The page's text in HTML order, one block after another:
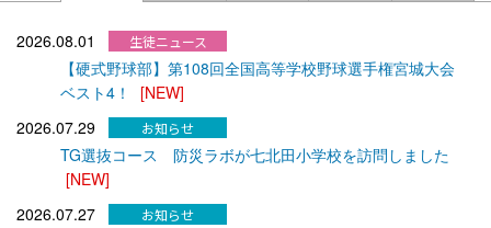
2026.08.01
【硬式野球部】第108回全国高等学校野球選手権宮城大会
ベスト4！
[NEW]
2026.07.29
TG選抜コース 防災ラボが七北田小学校を訪問しました
[NEW]
2026.07.27